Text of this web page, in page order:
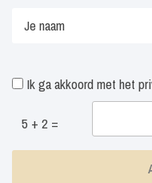
Ik ga akkoord met het
5 + 2 =